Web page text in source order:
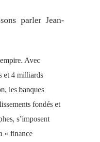
parler Jean-
Avec
et 4 milliards
les banques
fondés et
s’imposent
« finance